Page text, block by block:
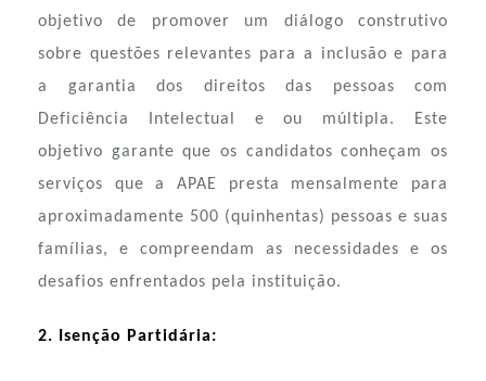
objetivo de promover um diálogo construtivo
sobre questões relevantes para a inclusão e para
a garantia dos direitos das pessoas com
Deficiência Intelectual e ou múltipla. Este
objetivo garante que os candidatos conheçam os
serviços que a APAE presta mensalmente para
aproximadamente 500 (quinhentas) pessoas e suas
famílias, e compreendam as necessidades e os
desafios enfrentados pela instituição.
2. Isenção Partidária: